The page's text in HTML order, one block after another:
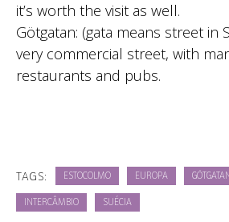
it’s worth the visit as well.
Götgatan: (gata means street in
very commercial street, with
restaurants and pubs.
TAGS: ESTOCOLMO EUROPA GÖTGATAN
INTERCÂMBIO SUÉCIA